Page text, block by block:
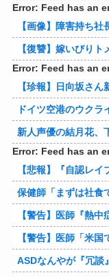
Error: Feed has an
【画像】障害持ち社長「金
【復讐】嫁いびりトメ
Error: Feed has an
【珍報】日向坂さん
ドイツ空港のウクライナ輸送機に自爆
新人声優の結月花、
Error: Feed has an
【悲報】『自認レイ
保健師「まずは社食で大盛り頼む
【警告】医師『熱中症
【警告】医師「米国では”ヘ
ASDなんやが『冗談』